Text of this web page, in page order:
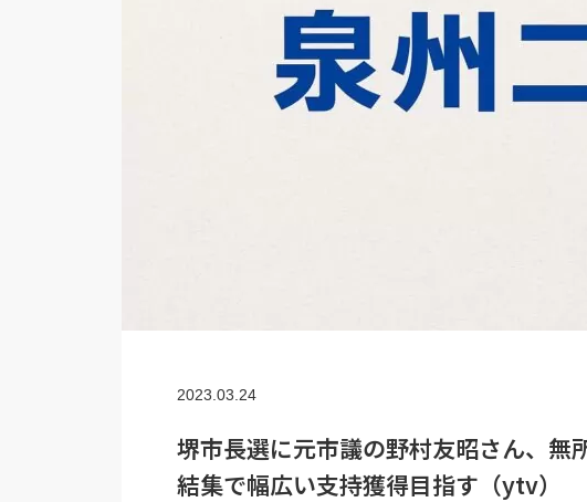
2023.03.24
堺市長選に元市議の野村友昭さん、
結集で幅広い支持獲得目指す（ytv）